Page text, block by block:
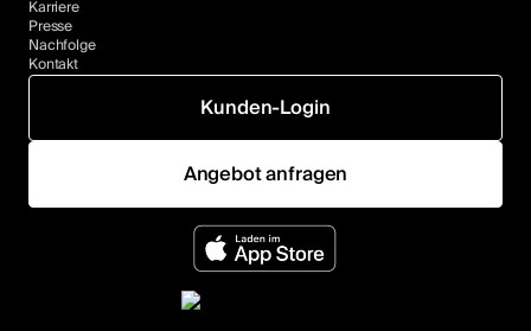
Karriere
Presse
Nachfolge
Kontakt
Kunden-Login
Angebot anfragen